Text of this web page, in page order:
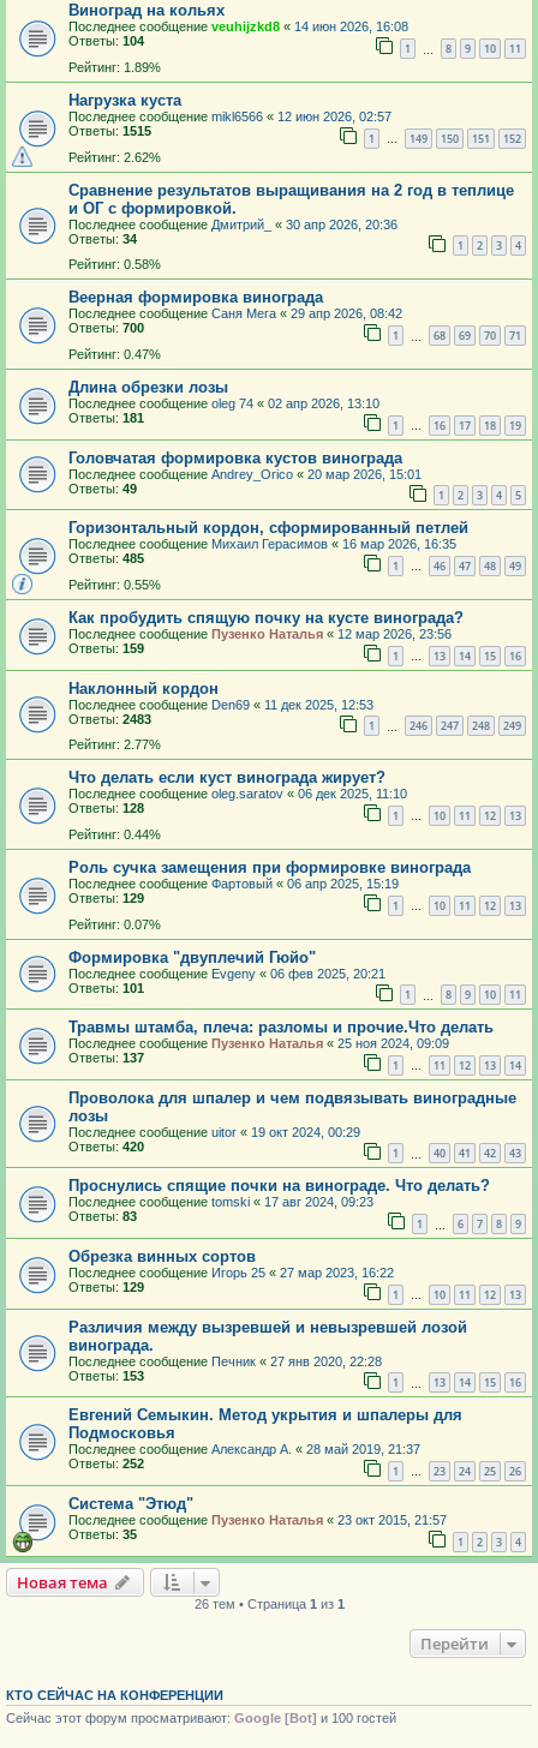
Виноград на кольях
Последнее сообщение veuhijzkd8 « 14 июн 2026, 16:08
Ответы: 104 1 8 9 10 11
Рейтинг: 1.89%
Нагрузка куста
Последнее сообщение mikl6566 « 12 июн 2026, 02:57
Ответы: 1515 1 … 149 150 151 152
Рейтинг: 2.62%
Сравнение результатов выращивания на 2 год в теплице
и ОГ с формировкой.
Последнее сообщение Дмитрий_ « 30 апр 2026, 20:36
Ответы: 34 1 2 3 4
Рейтинг: 0.58%
Веерная формировка винограда
Последнее сообщение Саня Мега « 29 апр 2026, 08:42
Ответы: 700 1 68 69 70 71
Рейтинг: 0.47%
Длина обрезки лозы
Последнее сообщение oleg 74 « 02 апр 2026, 13:10
Ответы: 181 1 … 16 17 18 19
Головчатая формировка кустов винограда
Последнее сообщение Andrey_Orico « 20 мар 2026, 15:01
Ответы: 49 1 2 3 4 5
Горизонтальный кордон, сформированный петлей
Последнее сообщение Михаил Герасимов « 16 мар 2026, 16:35
Ответы: 485 1 … 46 47 48 49
Рейтинг: 0.55%
Как пробудить спящую почку на кусте винограда?
Последнее сообщение Пузенко Наталья « 12 мар 2026, 23:56
Ответы: 159 1 … 13 14 15 16
Наклонный кордон
Последнее сообщение Den69 « 11 дек 2025, 12:53
Ответы: 2483 1 246 247 248 249
Рейтинг: 2.77%
Что делать если куст винограда жирует?
Последнее сообщение oleg.saratov « 06 дек 2025, 11:10
Ответы: 128 1 … 10 11 12 13
Рейтинг: 0.44%
Роль сучка замещения при формировке винограда
Последнее сообщение Фартовый « 06 апр 2025, 15:19
Ответы: 129 1 10 11 12 13
Рейтинг: 0.07%
Формировка "двуплечий Гюйо"
Последнее сообщение Evgeny « 06 фев 2025, 20:21
Ответы: 101 1 8 9 10 11
Травмы штамба, плеча: разломы и прочие.Что делать
Последнее сообщение Пузенко Наталья « 25 ноя 2024, 09:09
Ответы: 137 1 … 11 12 13 14
Проволока для шпалер и чем подвязывать виноградные
лозы
Последнее сообщение uitor « 19 окт 2024, 00:29
Ответы: 420 1 40 41 42 43
Проснулись спящие почки на винограде. Что делать?
Последнее сообщение tomski « 17 авг 2024, 09:23
Ответы: 83 1 6 7 8 9
Обрезка винных сортов
Последнее сообщение Игорь 25 « 27 мар 2023, 16:22
Ответы: 129 1 … 10 11 12 13
Различия между вызревшей и невызревшей лозой
винограда.
Последнее сообщение Печник « 27 янв 2020, 22:28
Ответы: 153 1 13 14 15 16
Евгений Семыкин. Метод укрытия и шпалеры для
Подмосковья
Последнее сообщение Александр А. « 28 май 2019, 21:37
Ответы: 252 1 … 23 24 25 26
Система "Этюд"
Последнее сообщение Пузенко Наталья « 23 окт 2015, 21:57
Ответы: 35 1 2 3 4
Новая тема
26 тем • Страница 1 из 1
Перейти
КТО СЕЙЧАС НА КОНФЕРЕНЦИИ
Сейчас этот форум просматривают: Google [Bot] и 100 гостей